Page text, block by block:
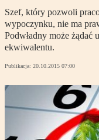
Szef, który pozwoli
wypoczynku, nie ma
Podwładny może żądać
ekwiwalentu.
Publikacja: 20.10.2015 07:00